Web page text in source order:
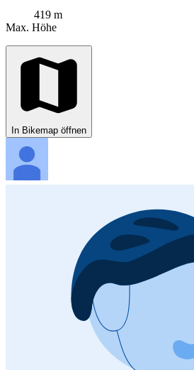
419 m
Max. Höhe
In Bikemap öffnen